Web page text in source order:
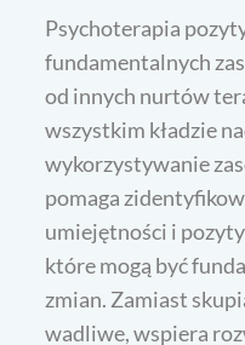
Psychoterapia
fundamentalnych
od innych nurtów
wszystkim kładzie
wykorzystywanie
pomaga
umiejętności i
które mogą być
zmian. Zamiast
wadliwe, wspiera